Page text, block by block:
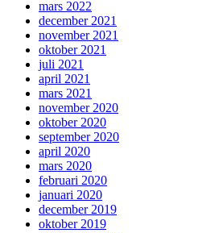
mars 2022
december 2021
november 2021
oktober 2021
juli 2021
april 2021
mars 2021
november 2020
oktober 2020
september 2020
april 2020
mars 2020
februari 2020
januari 2020
december 2019
oktober 2019